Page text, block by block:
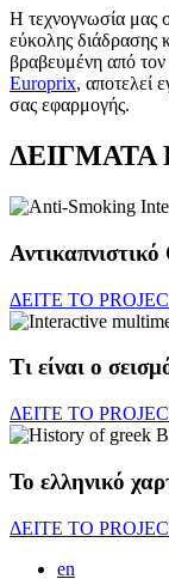
Η τεχνογνωσία μας
εύκολης διάδρασης
βραβευμένη από
Europrix, αποτελεί
σας εφαρμογής.
ΔΕΙΓΜΑΤΑ
ΔΕΙΤΕ ΤΟ
Tι είναι ο
ΔΕΙΤΕ ΤΟ
Το ελληνικό
ΔΕΙΤΕ ΤΟ
en